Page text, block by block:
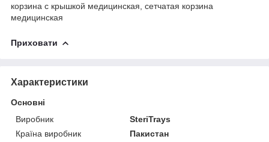
корзина с крышкой медицинская, сетчатая корзина
медицинская
Приховати
Характеристики
Основні
Виробник
SteriTrays
Країна виробник
Пакистан